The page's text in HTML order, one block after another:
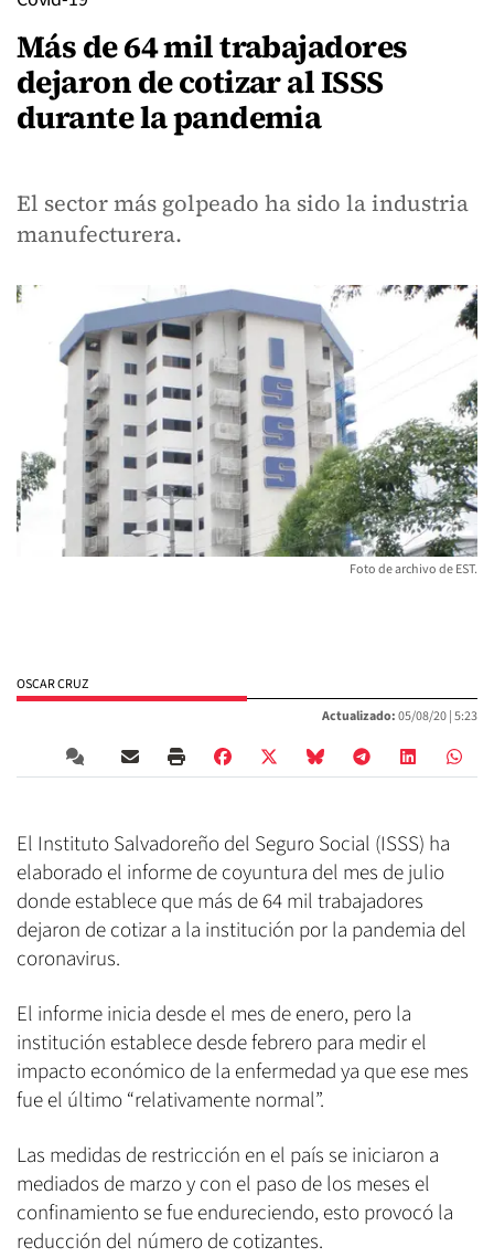
Más de 64 mil trabajadores
dejaron de cotizar al ISSS
durante la pandemia
El sector más golpeado ha sido la industria
manufecturera.
Foto de archivo de EST.
OSCAR CRUZ
Actualizado:05/08/20 |5:23
El Instituto Salvadoreño del Seguro Social (ISSS) ha
elaborado el informe de coyuntura del mes de julio
donde establece que más de 64 mil trabajadores
dejaron de cotizar a la institución por la pandemia del
coronavirus.
El informe inicia desde el mes de enero, pero la
institución establece desde febrero para medir el
impacto económico de la enfermedad ya que ese mes
fue el último “relativamente normal”.
Las medidas de restricción en el país se iniciaron a
mediados de marzo y con el paso de los meses el
confinamiento se fue endureciendo, esto provocó la
reducción del número de cotizantes.